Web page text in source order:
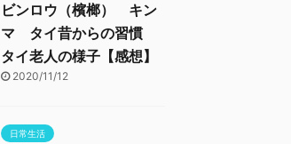
ビンロウ（檳榔） キン
マ タイ昔からの習慣
タイ老人の様子【感想】
2020/11/12
日常生活